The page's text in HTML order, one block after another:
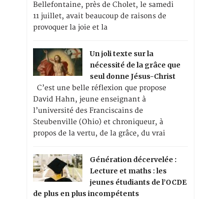
Bellefontaine, près de Cholet, le samedi
11 juillet, avait beaucoup de raisons de
provoquer la joie et la
Un joli texte sur la
nécessité de la grâce que
seul donne Jésus-Christ
C’est une belle réflexion que propose
David Hahn, jeune enseignant à
l’université des Franciscains de
Steubenville (Ohio) et chroniqueur, à
propos de la vertu, de la grâce, du vrai
Génération décervelée :
Lecture et maths : les
jeunes étudiants de l’OCDE
de plus en plus incompétents